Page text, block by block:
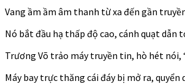
Vang ầm ầm âm thanh từ xa đến gần
Nó bắt đầu hạ thấp độ cao, cánh quạt
Trương Võ trảo máy truyền tin, hò hét nói,
Máy bay trực thăng cái đáy bị mở ra,